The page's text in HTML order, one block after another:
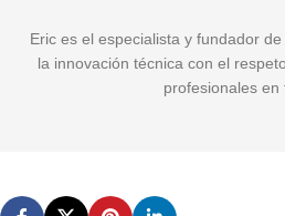
Eric es el especialista y fundador
la innovación técnica con el
profesionales